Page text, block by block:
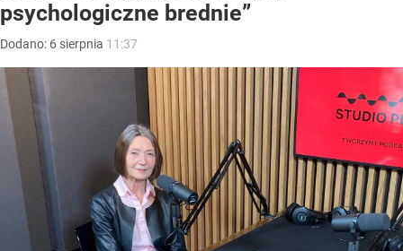
psychologiczne brednie”
Dodano: 6 sierpnia 11:37